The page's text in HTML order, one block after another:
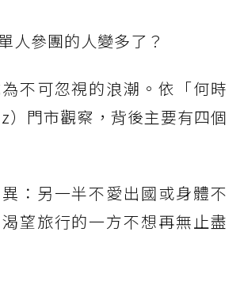
人參團的人變多了？
不可忽視的浪潮。依「何時
）門市觀察，背後主要有四個
：另一半不愛出國或身體不
望旅行的一方不想再無止盡